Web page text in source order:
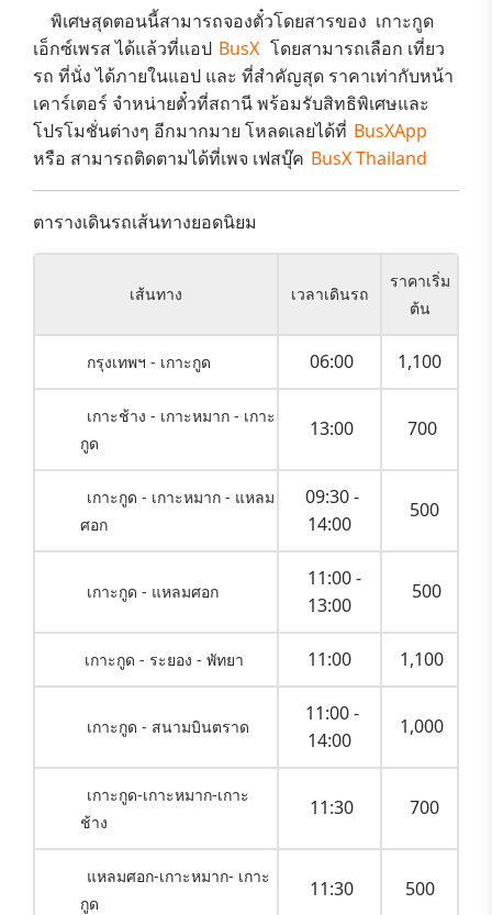
พิเศษสุดตอนนี้สามารถจองตั๋วโดยสารของ​ เกาะกูด
เอ็กซ์เพรสได้แล้วที่แอป BusX โดยสามารถเลือก เที่ยว
รถ ที่นั่งได้ภายในแอป และ ที่สำคัญสุด ราคาเท่ากับหน้า
เคาร์เตอร์ จำหน่ายตั๋วที่สถานี พร้อมรับสิทธิพิเศษและ
โปรโมชั่นต่างๆ อีกมากมาย โหลดเลยได้ที่ BusXApp
หรือ สามารถติดตามได้ที่เพจ เฟสบุ๊ค BusX Thailand
ตารางเดินรถเส้นทางยอดนิยม
เส้นทาง เวลาเดินรถ
ราคาเริ่ม
ต้น
กรุงเทพฯ - เกาะกูด 06:00 1,100
เกาะช้าง - เกาะหมาก - เกาะ
กูด
13:00 700
เกาะกูด - เกาะหมาก - แหลม
ศอก
09:30 -
14:00
500
เกาะกูด - แหลมศอก
11:00 -
13:00
500
เกาะกูด - ระยอง - พัทยา 11:00 1,100
เกาะกูด - สนามบินตราด
11:00 -
14:00
1,000
เกาะกูด-เกาะหมาก-เกาะ
ช้าง
11:30 700
แหลมศอก-เกาะหมาก- เกาะ
กูด
11:30 500